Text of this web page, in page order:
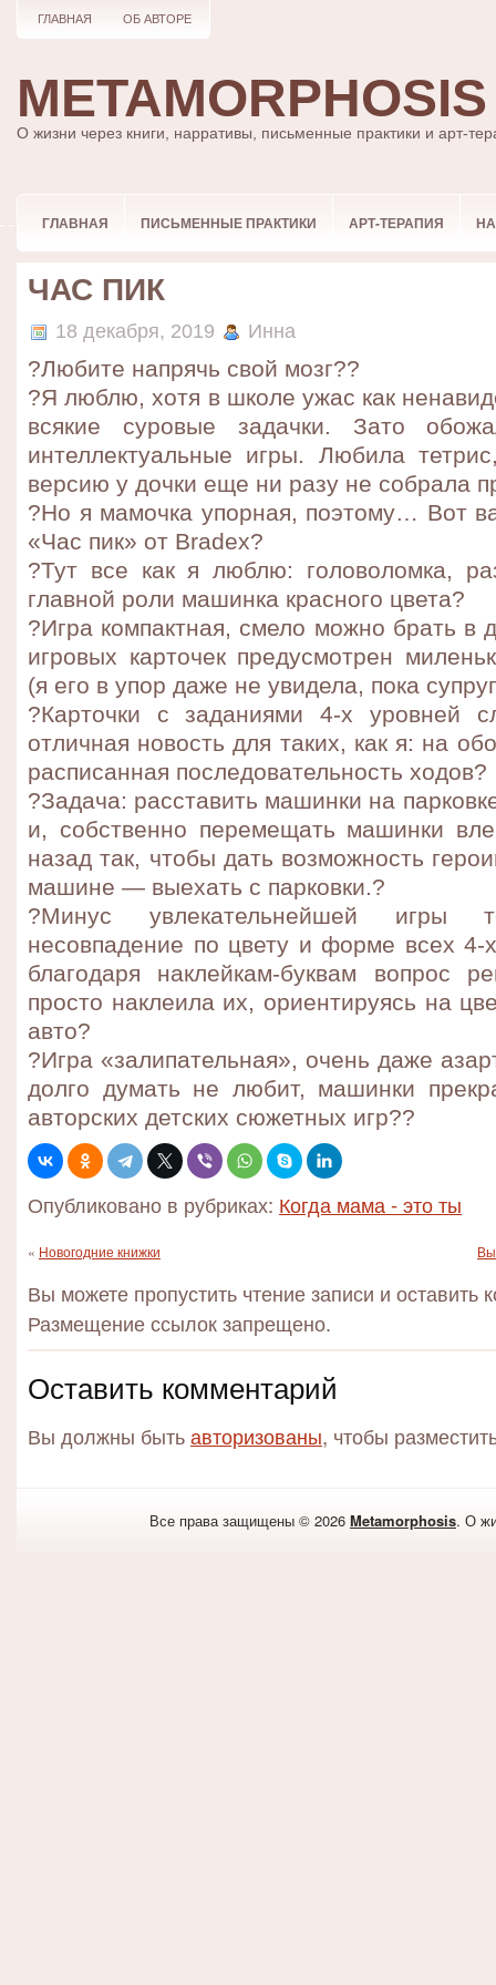
ГЛАВНАЯ ОБ АВТОРЕ
METAMORPHOSIS
О жизни через книги, нарративы, письменные практики и арт-
ГЛАВНАЯ ПИСЬМЕННЫЕ ПРАКТИКИ АРТ-ТЕРАПИЯ
ЧАС ПИК
18 декабря, 2019 Инна
?Любите напрячь свой мозг??
?Я люблю, хотя в школе ужас как
всякие суровые задачки. Зато
интеллектуальные игры. Любила
версию у дочки еще ни разу не собрала
?Но я мамочка упорная, поэтому… Вот
«Час пик» от Bradex?
?Тут все как я люблю: головоломка,
главной роли машинка красного цвета?
?Игра компактная, смело можно брать
игровых карточек предусмотрен
(я его в упор даже не увидела, пока
?Карточки с заданиями 4-х уровней
отличная новость для таких, как я: на
расписанная последовательность ходов?
?Задача: расставить машинки на
и, собственно перемещать машинки
назад так, чтобы дать возможность
машине — выехать с парковки.?️
?Минус увлекательнейшей
несовпадение по цвету и форме всех 4-
благодаря наклейкам-буквам вопрос
просто наклеила их, ориентируясь на
авто?
?Игра «залипательная», очень даже
долго думать не любит, машинки
авторских детских сюжетных игр??️
Опубликовано в рубриках: Когда мама - это ты
« Новогодние книжки
Вы можете пропустить чтение записи и оставить
Размещение ссылок запрещено.
Оставить комментарий
Вы должны бытьавторизованы, чтобы
Все права защищены © 2026 Metamorphosis. О